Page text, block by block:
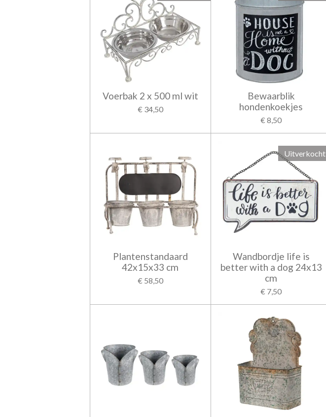
Voerbak 2 x 500 ml wit
€ 34,50
Bewaarblik
hondenkoekjes
€ 8,50
Plantenstandaard
42x15x33 cm
€ 58,50
Uitverkocht
Wandbordje life is
better with a dog 24x13
cm
€ 7,50